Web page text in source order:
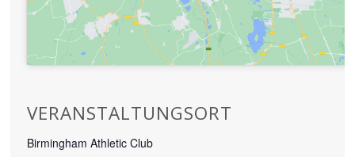
VERANSTALTUNGSORT
Birmingham Athletic Club